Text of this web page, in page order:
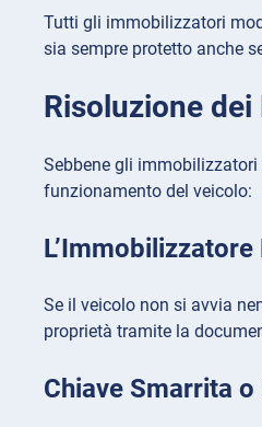
Tutti gli immobilizzatori
sia sempre protetto anche
Risoluzione
Sebbene gli
funzionamento del veicolo:
Se il veicolo non si avvia
proprietà tramite la
Chiave Smarrita